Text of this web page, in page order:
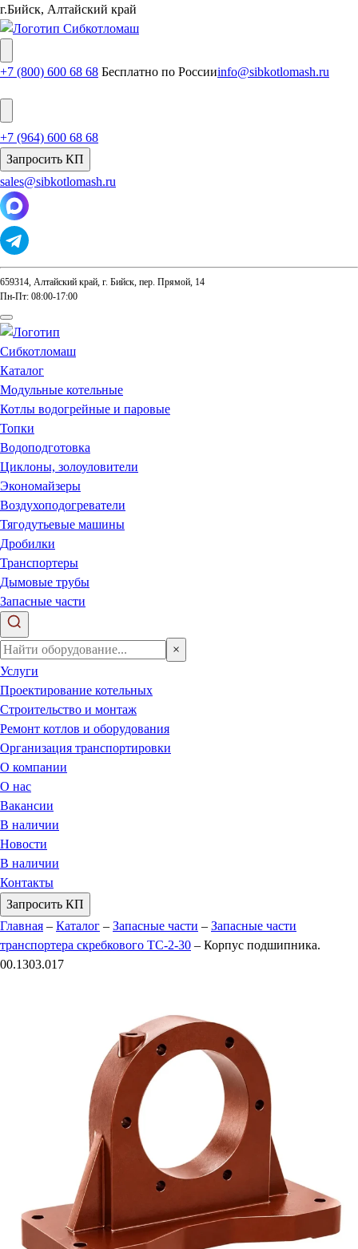
г.Бийск, Алтайский край
+7 (800) 600 68 68 Бесплатно по Россииinfo@sibkotlomash.ru
+7 (964) 600 68 68
Запросить КП
sales@sibkotlomash.ru
659314, Алтайский край, г. Бийск, пер. Прямой, 14
Пн-Пт: 08:00-17:00
Каталог
Модульные котельные
Котлы водогрейные и паровые
Топки
Водоподготовка
Циклоны, золоуловители
Экономайзеры
Воздухоподогреватели
Тягодутьевые машины
Дробилки
Транспортеры
Дымовые трубы
Запасные части
×
Услуги
Проектирование котельных
Строительство и монтаж
Ремонт котлов и оборудования
Организация транспортировки
О компании
О нас
Вакансии
В наличии
Новости
В наличии
Контакты
Запросить КП
Главная – Каталог – Запасные части – Запасные части
транспортера скребкового ТС-2-30 – Корпус подшипника.
00.1303.017